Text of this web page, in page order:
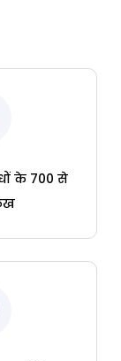
के 700 से